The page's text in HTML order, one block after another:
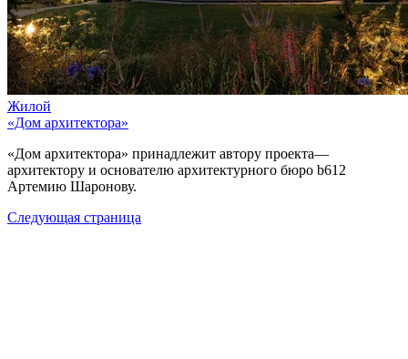
Жилой
«Дом архитектора»
«Дом архитектора» принадлежит автору проекта—
архитектору и основателю архитектурного бюро b612
Артемию Шаронову.
Следующая страница